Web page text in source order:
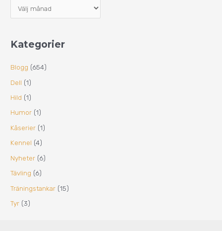
Kategorier
Blogg (654)
Dell (1)
Hild (1)
Humor (1)
Kåserier (1)
Kennel (4)
Nyheter (6)
Tävling (6)
Träningstankar (15)
Tyr (3)